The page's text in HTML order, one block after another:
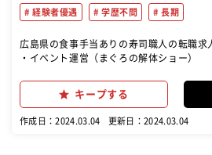
経験者優遇 学歴不問 長期
広島県の食事手当ありの寿司職人の転職求
・イベント運営（まぐろの解体シ
ャリ炊き）、みそ汁などの調理、寿司を握
や商品の提供、テーブルの後片付け、お
キープする
作成日：2024.03.04 更新日：2024.03.04